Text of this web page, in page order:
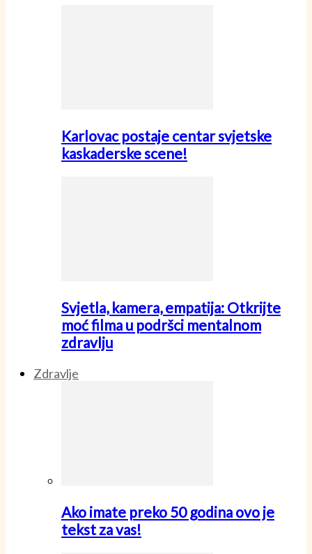
Karlovac postaje centar svjetske
kaskaderske scene!
Svjetla, kamera, empatija: Otkrijte
moć filma u podršci mentalnom
zdravlju
Zdravlje
Ako imate preko 50 godina ovo je
tekst za vas!